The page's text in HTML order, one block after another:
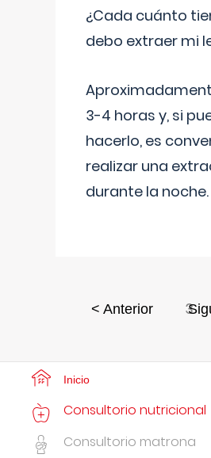
¿Cada cuánto
debo extraer mi
3-4 horas y, si
hacerlo, es
realizar una
durante la noche.
< Anterior 3
Inicio
Consultorio nutricional
Consultorio matrona